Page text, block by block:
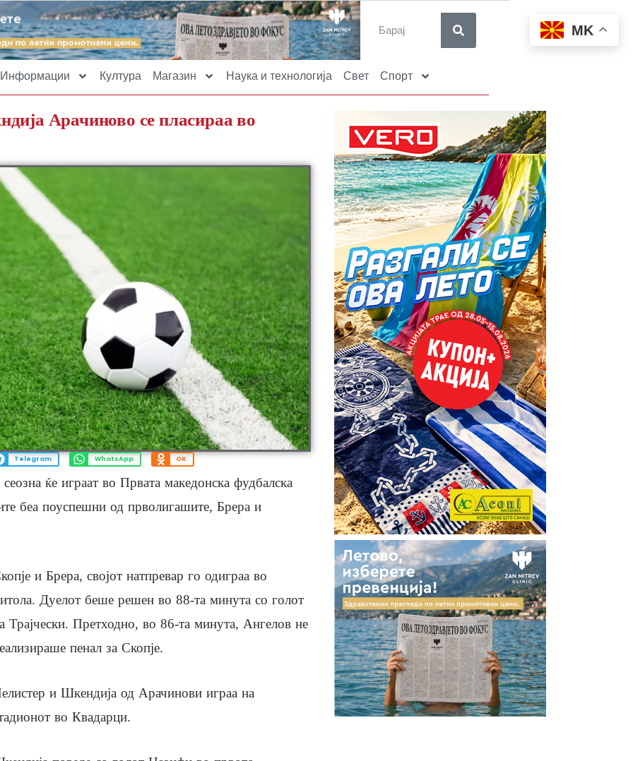
Информации Култура Магазин Наука и технологија Свет Спорт
Арачиново се пласираа во
Telegram WhatsApp OK
ќе играат во Првата македонска фудбалска
беа поуспешни од прволигашите, Брера и
и Брера, својот натпревар го одиграа во
Дуелот беше решен во 88-та минута со голот
Трајчески. Претходно, во 86-та минута, Ангелов не
пенал за Скопје.
и Шкендија од Арачинови играа на
во Квадарци.
MK